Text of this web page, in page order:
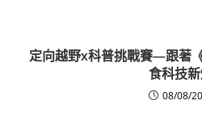
定向越野x科普挑戰賽—跟著
食科技
08/08/